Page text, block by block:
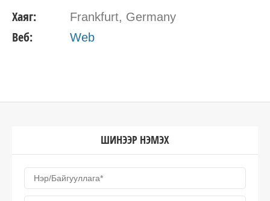
Хаяг: Frankfurt, Germany
Веб: Web
ШИНЭЭР НЭМЭХ